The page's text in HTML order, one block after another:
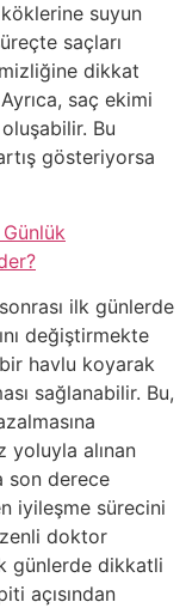
suyun
saçları
dikkat
saç ekimi
Bu
gösteriyorsa
ilk günlerde
değiştirmekte
havlu koyarak
sağlanabilir. Bu,
yoluyla alınan
son derece
iyileşme sürecini
doktor
günlerde dikkatli
açısından